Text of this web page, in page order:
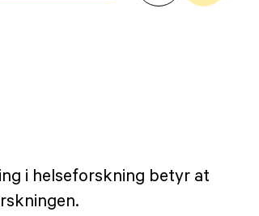
i helseforskning betyr at